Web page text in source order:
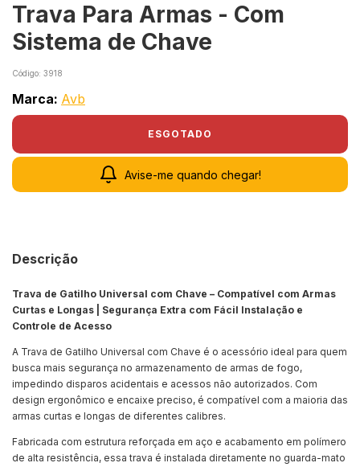
Trava Para Armas - Com
Sistema de Chave
Código: 3918
Marca: Avb
Avise-me quando chegar!
Descrição
Trava de Gatilho Universal com Chave – Compatível com Armas
Curtas e Longas | Segurança Extra com Fácil Instalação e
Controle de Acesso
A Trava de Gatilho Universal com Chave é o acessório ideal para quem
busca mais segurança no armazenamento de armas de fogo,
impedindo disparos acidentais e acessos não autorizados. Com
design ergonômico e encaixe preciso, é compatível com a maioria das
armas curtas e longas de diferentes calibres.
Fabricada com estrutura reforçada em aço e acabamento em polímero
de alta resistência, essa trava é instalada diretamente no guarda-mato